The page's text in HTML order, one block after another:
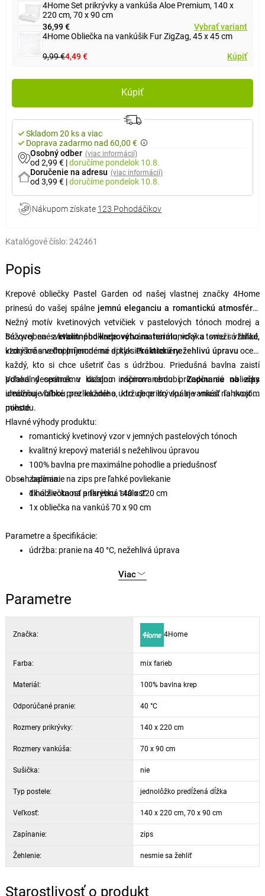
4Home Set prikrývky a vankúša Aloe Premium, 140 x
220 cm, 70 x 90 cm
36,99 €
Vybrať variant
4Home Obliečka na vankúšik Fur ZigZag, 45 x 45 cm
9,99 €4,49 € Kúpiť
Kúpiť
Skladom 20 ks a viac
Doprava zadarmo nad 60,00 €
Osobný odber (viac informácií)
od 2,99 € |doručíme pondelok 10.8.
Doručenie na adresu (viac informácií)
od 3,99 € |doručíme pondelok 10.8.
Nákupom získate 123 Pohodáčikov
Katalógové číslo:242461
Popis
Krepové obliečky Pastel Garden od našej vlastnej značky 4Home
prinesú do vašej spálne jemnú eleganciu a romantickú atmosféru.
Nežný motív kvetinových vetvičiek v pastelových tónoch modrej a
béžovej na svetlom podklade vytvára harmonický a svieži vzhľad,
ktorý krásne doplní moderné aj klasické interiéry.
Sú vyrobené zkvalitného krepového materiálu, vďaka tomu sú ľahké,
vzdušné a veľmi príjemné na dotyk.Praktickú nežehlivú úpravu ocení
každý, kto si chce ušetriť čas s údržbou. Priedušná bavlna zaistí
pohodlný spánok v každom ročnom období.Zapínanie na zips
umožňuje ľahké prezliekanie a udržuje prikrývku aj vankúš na svojom
mieste.
Vďaka decentnému dizajnu inšpirovanému prírodou sú obliečky
ideálnou voľbou pre každého, kto chce do spálne vniesť ľahkosť a
pohodu.
Hlavné výhody produktu:
romantický kvetinový vzor v jemných pastelových tónoch
kvalitný krepový materiál s nežehlivou úpravou
100% bavlna pre maximálne pohodlie a priedušnosť
zapínanie na zips pre ľahké povliekanie
dlhá životnosť a farebná stálosť
Obsah balenia:
1x obliečka na prikrývku 140 x 220 cm
1x obliečka na vankúš 70 x 90 cm
Parametre a špecifikácie:
údržba: pranie na 40 °C, nežehlivá úprava
Viac
Parametre
Značka: 4Home
Farba: mix farieb
Materiál: 100% bavlna krep
Odporúčané pranie: 40 °C
Rozmery prikrývky: 140 x 220 cm
Rozmery vankúša: 70 x 90 cm
Sušička: nie
Typ postele: jednolôžko predĺžená dĺžka
Veľkosť: 140 x 220 cm, 70 x 90 cm
Zapínanie: zips
Žehlenie: nesmie sa žehliť
Starostlivosť o produkt